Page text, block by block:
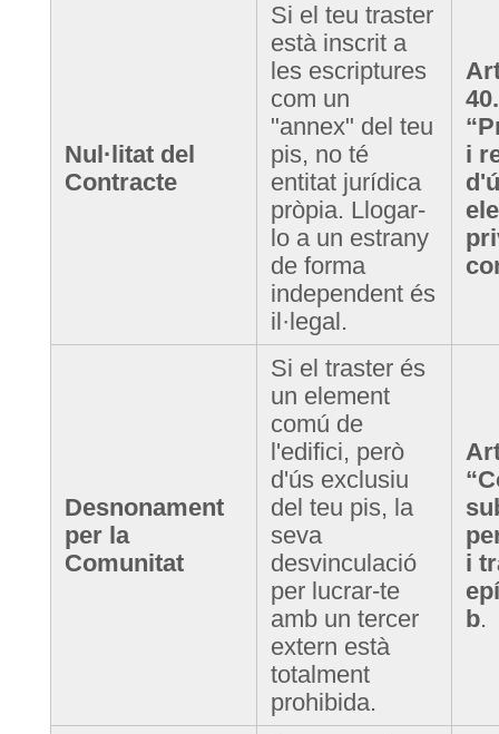
Nul·litat del
Contracte
Si el teu traster
està inscrit a
les escriptures
com un
"annex" del teu
pis, no té
entitat jurídica
pròpia. Llogar-
lo a un estrany
de forma
independent és
il·legal.
i
Desnonament
per la
Comunitat
Si el traster és
un element
comú de
l'edifici, però
d'ús exclusiu
del teu pis, la
seva
desvinculació
per lucrar-te
amb un tercer
extern està
totalment
prohibida.
i
b.